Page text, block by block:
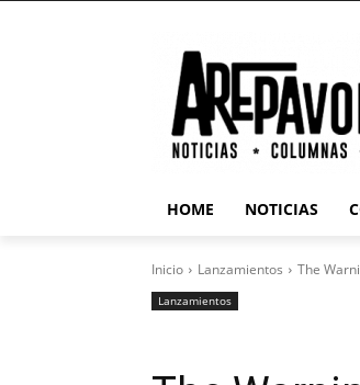
HOME NOTICIAS
Inicio Lanzamientos The
Lanzamientos